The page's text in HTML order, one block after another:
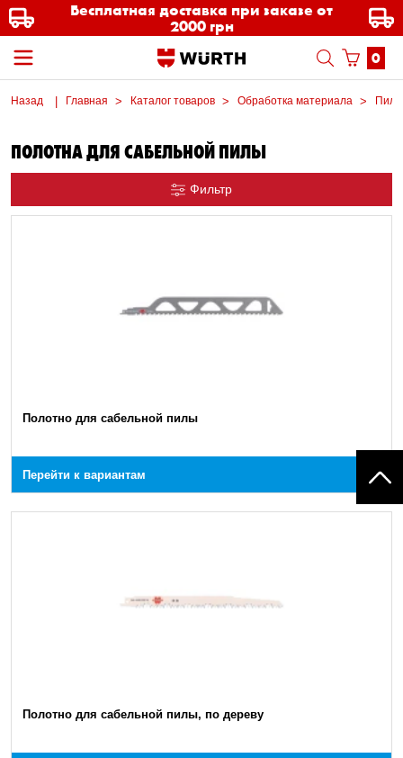
Бесплатная доставка при заказе от
2000 грн
0
Назад Главная Каталог товаров Обработка материала Пилы
ПОЛОТНА ДЛЯ САБЕЛЬНОЙ ПИЛЫ
Фильтр
Полотно для сабельной пилы
Перейти к вариантам
Полотно для сабельной пилы, по дереву